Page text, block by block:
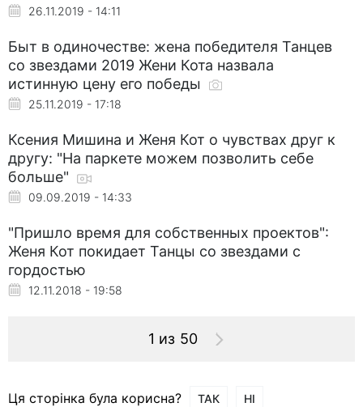
26.11.2019 - 14:11
Быт в одиночестве: жена победителя Танцев
со звездами 2019 Жени Кота назвала
истинную цену его победы
25.11.2019 - 17:18
Ксения Мишина и Женя Кот о чувствах друг к
другу: "На паркете можем позволить себе
больше"
09.09.2019 - 14:33
"Пришло время для собственных проектов":
Женя Кот покидает Танцы со звездами с
гордостью
12.11.2018 - 19:58
1 из 50
Ця сторінка була корисна? ТАК НІ